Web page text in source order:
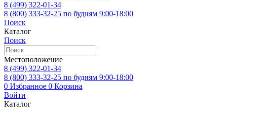
8 (499) 322-01-34
8 (800) 333-32-25 по будням 9:00-18:00
Поиск
Каталог
Поиск
Местоположение
8 (499) 322-01-34
8 (800) 333-32-25 по будням 9:00-18:00
0 Избранное 0 Корзина
Войти
Каталог